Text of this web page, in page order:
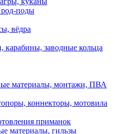
род-поды
вёдра
карабины, заводные кольца
материалы, монтажи, ПВА
коннекторы, мотовила
приманок
материалы, гильзы